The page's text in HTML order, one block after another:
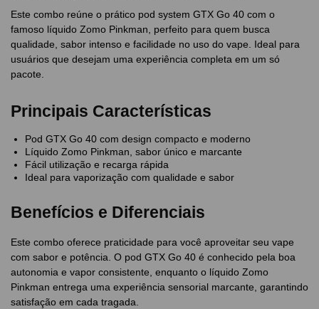
Este combo reúne o prático pod system GTX Go 40 com o
famoso líquido Zomo Pinkman, perfeito para quem busca
qualidade, sabor intenso e facilidade no uso do vape. Ideal para
usuários que desejam uma experiência completa em um só
pacote.
Principais Características
Pod GTX Go 40 com design compacto e moderno
Líquido Zomo Pinkman, sabor único e marcante
Fácil utilização e recarga rápida
Ideal para vaporização com qualidade e sabor
Benefícios e Diferenciais
Este combo oferece praticidade para você aproveitar seu vape
com sabor e potência. O pod GTX Go 40 é conhecido pela boa
autonomia e vapor consistente, enquanto o líquido Zomo
Pinkman entrega uma experiência sensorial marcante, garantindo
satisfação em cada tragada.